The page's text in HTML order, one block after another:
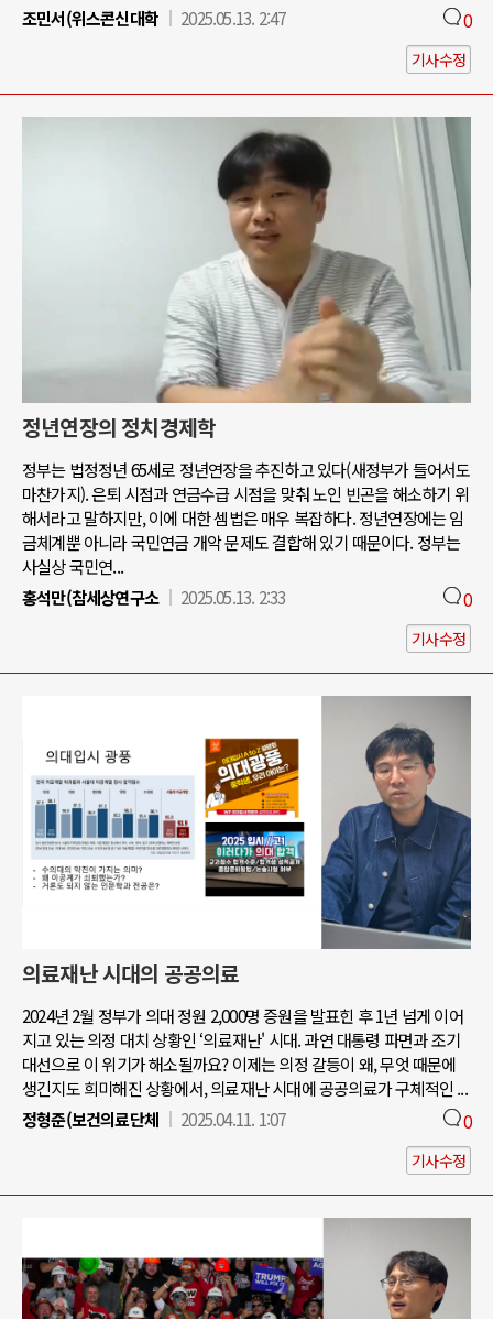
조민서(위스콘신대학
2025.05.13. 2:47 0
기사수정
정년연장의 정치경제학
정부는 법정정년 65세로 정년연장을 추진하고 있다(새정부가 들어서도
마찬가지). 은퇴 시점과 연금수급 시점을 맞춰 노인 빈곤을 해소하기 위
해서라고 말하지만, 이에 대한 셈법은 매우 복잡하다. 정년연장에는 임
금체계뿐 아니라 국민연금 개악 문제도 결합해 있기 때문이다. 정부는
사실상 국민연...
홍석만(참세상연구소
2025.05.13. 2:33 0
기사수정
의료재난 시대의 공공의료
2024년 2월 정부가 의대 정원 2,000명 증원을 발표힌 후 1년 넘게 이어
지고 있는 의정 대치 상황인 ‘의료재난' 시대. 과연 대통령 파면과 조기
대선으로 이 위기가 해소될까요? 이제는 의정 갈등이 왜, 무엇 때문에
생긴지도 희미해진 상황에서, 의료재난 시대에 공공의료가 구체적인 ...
정형준(보건의료단체
2025.04.11. 1:07 0
기사수정